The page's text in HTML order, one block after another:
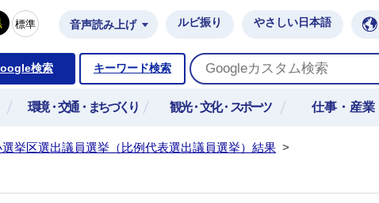
標準 音声読み上げ ルビ振り やさしい日本語
検索 キーワード検索
環境・交通・まちづくり 観光・文化・スポーツ 仕事・産業
挙区選出議員選挙（比例代表選出議員選挙）結果 >